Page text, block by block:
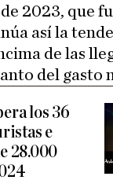
2023, que
así la
de las
del gasto
los 36
e
28.000